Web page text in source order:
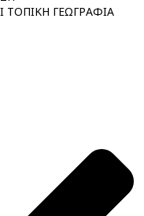
ΤΟΠΙΚΗ ΓΕΩΓΡΑΦΙΑ